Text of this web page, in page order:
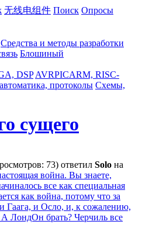
无线电组件 Поиск Опросы
Средства и методы разработки
Блошиный
DSP AVRPICARM, RISC-
протоколы Схемы,
сущего
73) ответил Solo на
война. Вы знаете,
все как специальная
как война, потому что за
и Осло, и, к сожалению,
ЛондОн брать? Черчиль все